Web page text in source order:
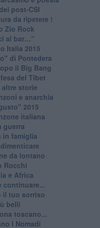
post-CSI
da ripetere !
Zio Rock
al bar…”
Italia 2015
di Pontedera
il Big Bang
del Tibet
altre storie
e anarchia
2015
italiana
guerra
in famiglia
da lontano
Rocchi
e Africa
continuare...
il tuo sorriso
belli
toscano...
I Nomadi